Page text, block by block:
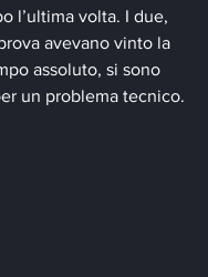
l’ultima volta. I due,
avevano vinto la
assoluto, si sono
un problema tecnico.